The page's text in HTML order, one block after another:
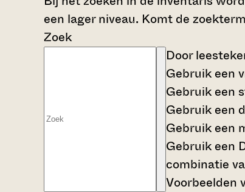
een lager niveau. Komt de
Zoek
Door
Gebruik een
Gebruik een
Gebruik een
Gebruik een
Gebruik een
combinatie
Voorbeelden